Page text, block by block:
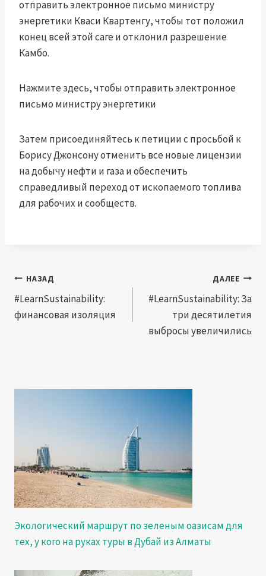
отправить электронное письмо министру
энергетики Кваси Квартенгу, чтобы тот положил
конец всей этой саге и отклонил разрешение
Камбо.
Нажмите здесь, чтобы отправить электронное
письмо министру энергетики
Затем присоединяйтесь к петиции с просьбой к
Борису Джонсону отменить все новые лицензии
на добычу нефти и газа и обеспечить
справедливый переход от ископаемого топлива
для рабочих и сообществ.
Навигация
по
записям
НАЗАД
#LearnSustainability:
финансовая изоляция
ДАЛЕЕ
#LearnSustainability: За
три десятилетия
выбросы увеличились
Экологический маршрут по зеленым оазисам для
тех, у кого на руках туры в Дубай из Алматы